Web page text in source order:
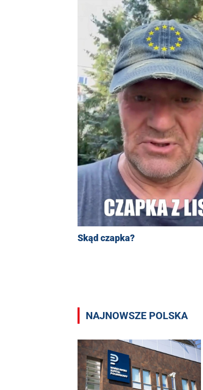
Skąd czapka?
NAJNOWSZE POLSKA